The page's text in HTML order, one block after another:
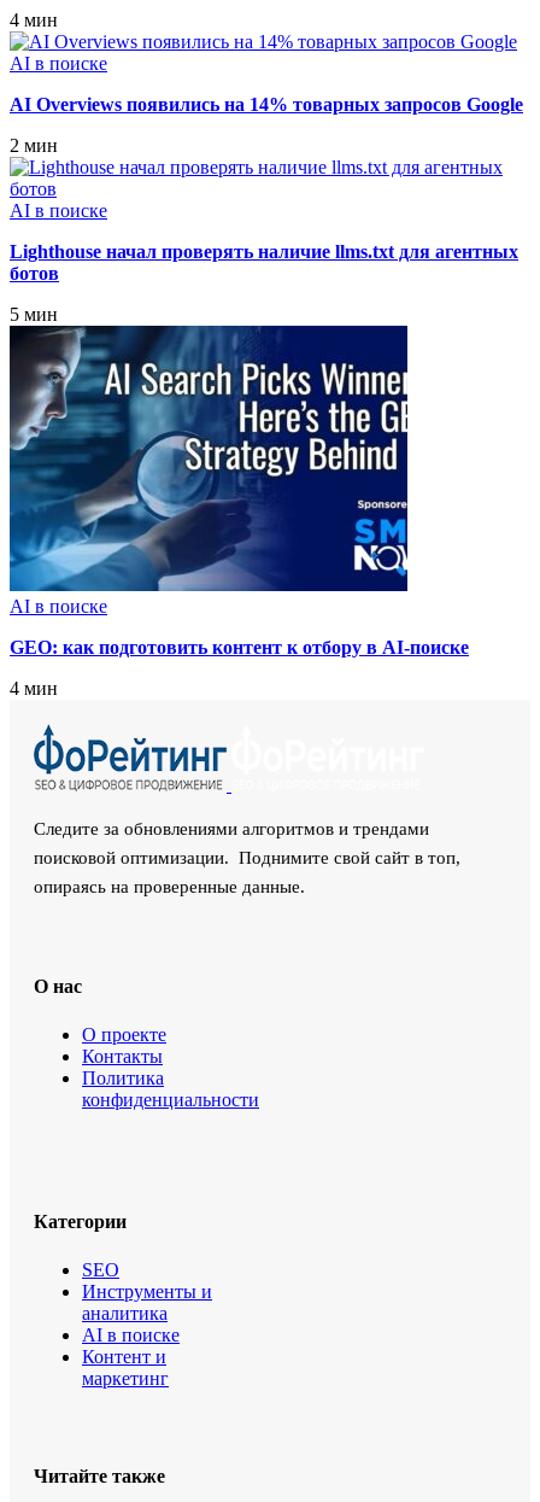
4 мин
AI в поиске
AI Overviews появились на 14% товарных запросов Google
2 мин
AI в поиске
Lighthouse начал проверять наличие llms.txt для агентных
ботов
5 мин
AI в поиске
GEO: как подготовить контент к отбору в AI-поиске
4 мин
Следите за обновлениями алгоритмов и трендами
поисковой оптимизации. Поднимите свой сайт в топ,
опираясь на проверенные данные.
О нас
О проекте
Контакты
Политика
конфиденциальности
Категории
SEO
Инструменты и
аналитика
AI в поиске
Контент и
маркетинг
Читайте также